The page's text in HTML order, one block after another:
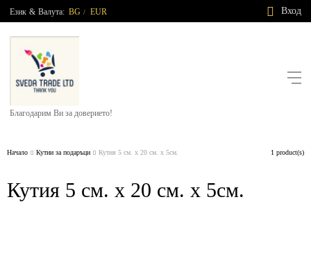
Език & Валута: BG / EUR Вход
Благодарим Ви за доверието!
Начало Кутии за подаръци Кутия 5 см. х 20 см. х 5см. 1 product(s)
Кутия 5 см. х 20 см. х 5см.